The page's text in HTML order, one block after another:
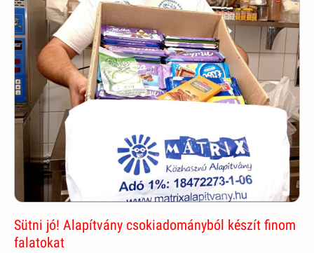
Sütni jó! Alapítvány csokiadományból készít finom
falatokat